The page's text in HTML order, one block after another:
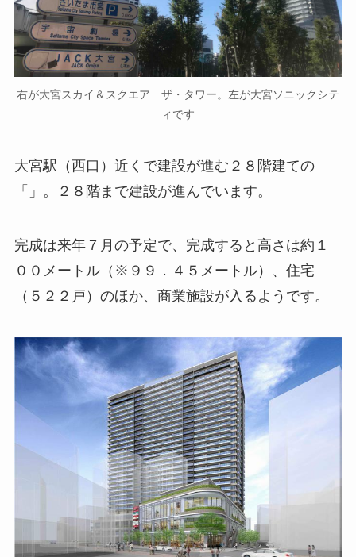
右が大宮スカイ＆スクエア ザ・タワー。左が大宮ソニックシテ
ィです
大宮駅（西口）近くで建設が進む２８階建ての
「」。２８階まで建設が進んでいます。
完成は来年７月の予定で、完成すると高さは約１
００メートル（※９９．４５メートル）、住宅
（５２２戸）のほか、商業施設が入るようです。